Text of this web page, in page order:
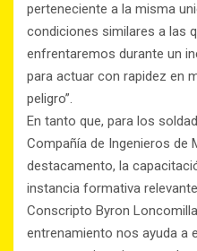
perteneciente a la misma
condiciones similares a las
enfrentaremos durante un
para actuar con rapidez en
peligro”.
En tanto que, para los
Compañía de Ingenieros de
destacamento, la
instancia formativa
Conscripto Byron
entrenamiento nos ayuda a